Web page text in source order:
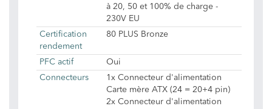
à 20, 50 et 100% de charge -
230V EU
Certification
rendement
80 PLUS Bronze
PFC actif
Oui
Connecteurs
1x Connecteur d'alimentation
Carte mère ATX (24 = 20+4 pin)
2x Connecteur d'alimentation